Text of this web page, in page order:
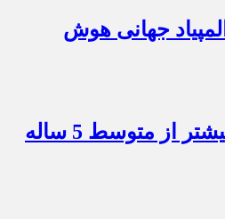
جهانی هوش
فائو: ایران امسال بیشتر از متوسط 5 ساله